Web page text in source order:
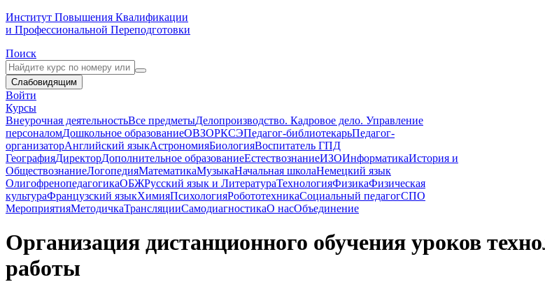
Институт Повышения Квалификации
и Профессиональной Переподготовки
Поиск
Слабовидящим
Войти
Курсы
Внеурочная деятельностьВсе предметыДелопроизводство. Кадровое дело. Управление
персоналомДошкольное образованиеОВЗОРКСЭПедагог-библиотекарьПедагог-
организаторАнглийский языкАстрономияБиологияВоспитатель ГПД
ГеографияДиректорДополнительное образованиеЕстествознаниеИЗОИнформатикаИстория и
ОбществознаниеЛогопедияМатематикаМузыкаНачальная школаНемецкий язык
ОлигофренопедагогикаОБЖРусский язык и ЛитератураТехнологияФизикаФизическая
культураФранцузский языкХимияПсихологияРобототехникаСоциальный педагогСПО
МероприятияМетодичкаТрансляцииСамодиагностикаО насОбъединение
Организация дистанционного обучения уроков
работы